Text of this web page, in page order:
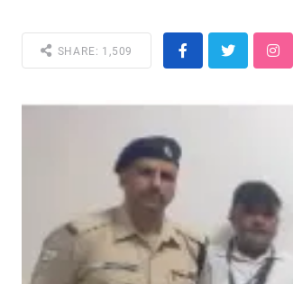
SHARE: 1,509